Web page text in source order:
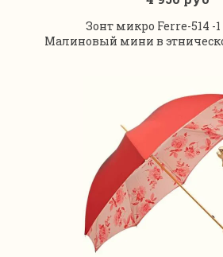
Зонт микро Ferre-514 -
Малиновый мини в